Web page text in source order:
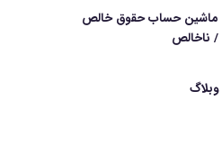
ماشین حساب حقوق خالص
/ ناخالص
وبلاگ